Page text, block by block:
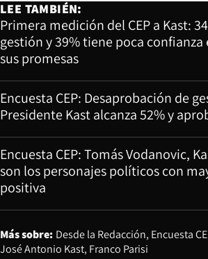
LEE TAMBIÉN:
Primera medición del CEP a Kast:
gestión y 39% tiene poca
sus promesas
Encuesta CEP: Desaprobación de
Presidente Kast alcanza 52% y
Encuesta CEP: Tomás Vodanovic,
son los personajes políticos con
positiva
Más sobre: Desde la Redacción Encuesta
José Antonio Kast Franco Parisi